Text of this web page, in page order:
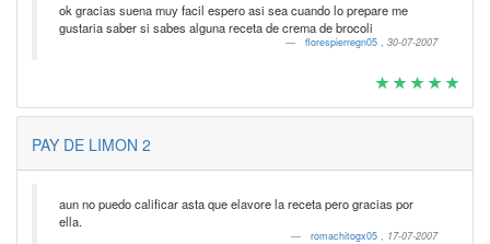
ok gracias suena muy facil espero asi sea cuando lo prepare me
gustaria saber si sabes alguna receta de crema de brocoli
florespierregn05 , 30-07-2007
PAY DE LIMON 2
aun no puedo calificar asta que elavore la receta pero gracias por
ella.
romachitogx05 , 17-07-2007